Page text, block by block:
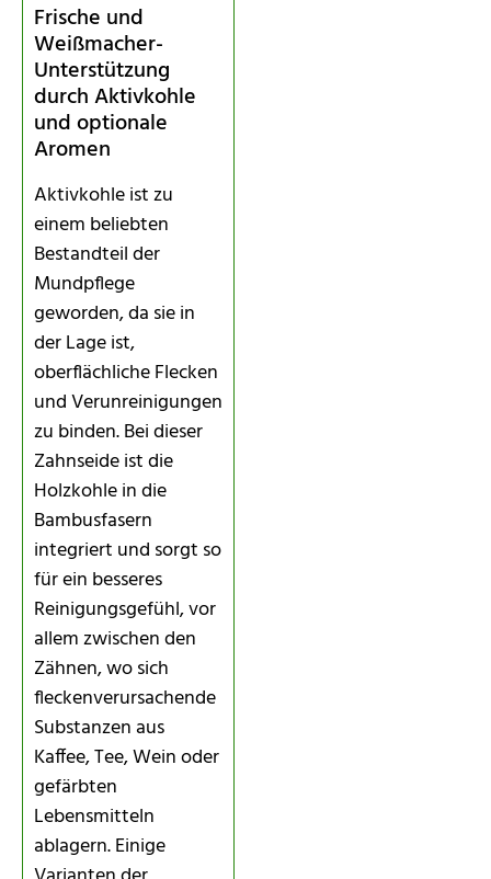
Frische und
Weißmacher-
Unterstützung
durch Aktivkohle
und optionale
Aromen
Aktivkohle ist zu
einem beliebten
Bestandteil der
Mundpflege
geworden, da sie in
der Lage ist,
oberflächliche Flecken
und Verunreinigungen
zu binden. Bei dieser
Zahnseide ist die
Holzkohle in die
Bambusfasern
integriert und sorgt so
für ein besseres
Reinigungsgefühl, vor
allem zwischen den
Zähnen, wo sich
fleckenverursachende
Substanzen aus
Kaffee, Tee, Wein oder
gefärbten
Lebensmitteln
ablagern. Einige